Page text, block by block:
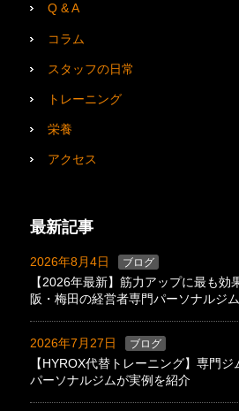
Q & A
コラム
スタッフの日常
トレーニング
栄養
アクセス
最新記事
2026年8月4日 ブログ
【2026年最新】筋力アップに最も効
阪・梅田の経営者専門パーソナルジ
2026年7月27日 ブログ
【HYROX代替トレーニング】専門
パーソナルジムが実例を紹介